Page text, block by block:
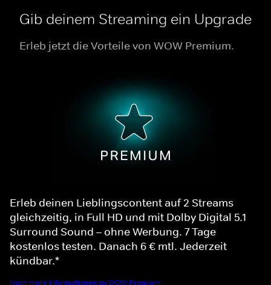
Gib deinem Streaming ein Upgrade
Erleb jetzt die Vorteile von WOW Premium.
Erleb deinen Lieblingscontent auf 2 Streams
gleichzeitig, in Full HD und mit Dolby Digital 5.1
Surround Sound – ohne Werbung. 7 Tage
kostenlos testen. Danach 6 € mtl. Jederzeit
kündbar.*
Noch mehr Informationen zu WOW Premium